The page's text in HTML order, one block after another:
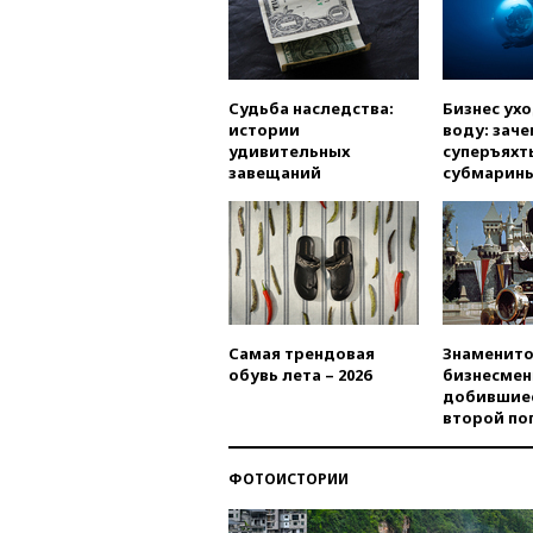
Судьба наследства:
истории
удивительных
завещаний
Бизнес
воду:
Самая трендовая
обувь лета – 2026
второй
ФОТОИСТОРИИ